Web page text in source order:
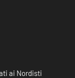
ai Nordisti